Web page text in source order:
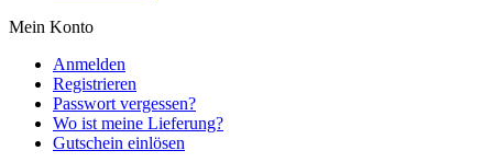
Mein Konto
Anmelden
Registrieren
Passwort vergessen?
Wo ist meine Lieferung?
Gutschein einlösen